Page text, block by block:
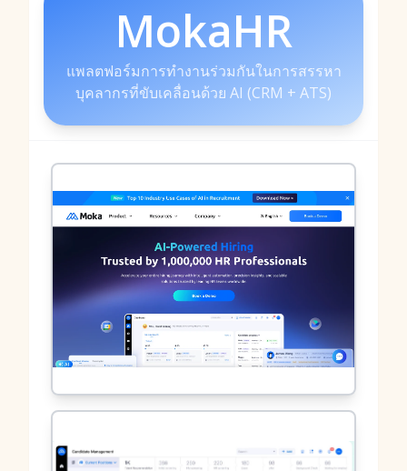
MokaHR
แพลตฟอร์มการทำงานร่วมกันในการสรรหา
บุคลากรที่ขับเคลื่อนด้วย AI (CRM + ATS)